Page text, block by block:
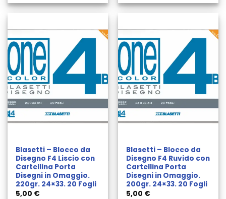
Blasetti – Blocco da
Disegno F4 Liscio con
Cartellina Porta
Disegni in Omaggio.
220gr. 24×33. 20 Fogli
5,00 €
Blasetti – Blocco da
Disegno F4 Ruvido con
Cartellina Porta
Disegni in Omaggio.
200gr. 24×33. 20 Fogli
5,00 €